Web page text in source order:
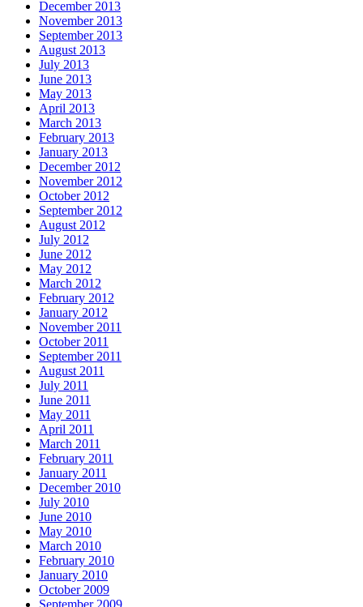
December 2013
November 2013
September 2013
August 2013
July 2013
June 2013
May 2013
April 2013
March 2013
February 2013
January 2013
December 2012
November 2012
October 2012
September 2012
August 2012
July 2012
June 2012
May 2012
March 2012
February 2012
January 2012
November 2011
October 2011
September 2011
August 2011
July 2011
June 2011
May 2011
April 2011
March 2011
February 2011
January 2011
December 2010
July 2010
June 2010
May 2010
March 2010
February 2010
January 2010
October 2009